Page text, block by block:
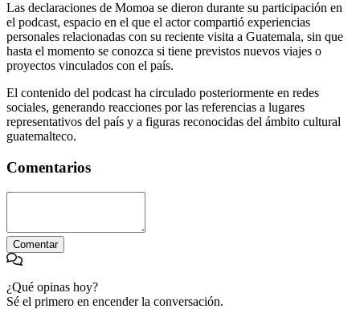
Las declaraciones de Momoa se dieron durante su participación en
el podcast, espacio en el que el actor compartió experiencias
personales relacionadas con su reciente visita a Guatemala, sin que
hasta el momento se conozca si tiene previstos nuevos viajes o
proyectos vinculados con el país.
El contenido del podcast ha circulado posteriormente en redes
sociales, generando reacciones por las referencias a lugares
representativos del país y a figuras reconocidas del ámbito cultural
guatemalteco.
Comentarios
Comentar
¿Qué opinas hoy?
Sé el primero en encender la conversación.